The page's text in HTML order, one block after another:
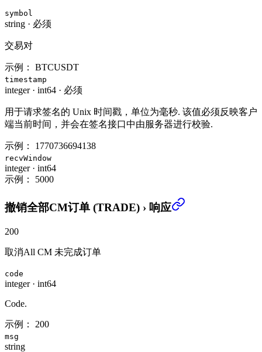
symbol
string · 必须
交易对
示例： BTCUSDT
timestamp
integer· int64 · 必须
用于请求签名的 Unix 时间戳，单位为毫秒. 该值必须反映客户
端当前时间，并会在签名接口中由服务器进行校验.
示例： 1770736694138
recvWindow
integer· int64
示例：
5000
撤销全部CM订单 (TRADE) › 响应
200
取消All CM 未完成订单
code
integer· int64
Code.
示例： 200
msg
string